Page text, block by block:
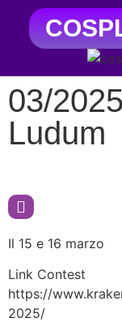
03/
Ludum
Il 15 e 16 marzo
Link Contest
https://
2025/